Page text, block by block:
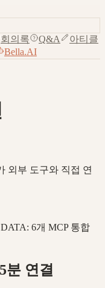
회의록 Q&A
아티클
Bella.AI
외부 도구와 직접 연
6개 MCP 통합
분 연결